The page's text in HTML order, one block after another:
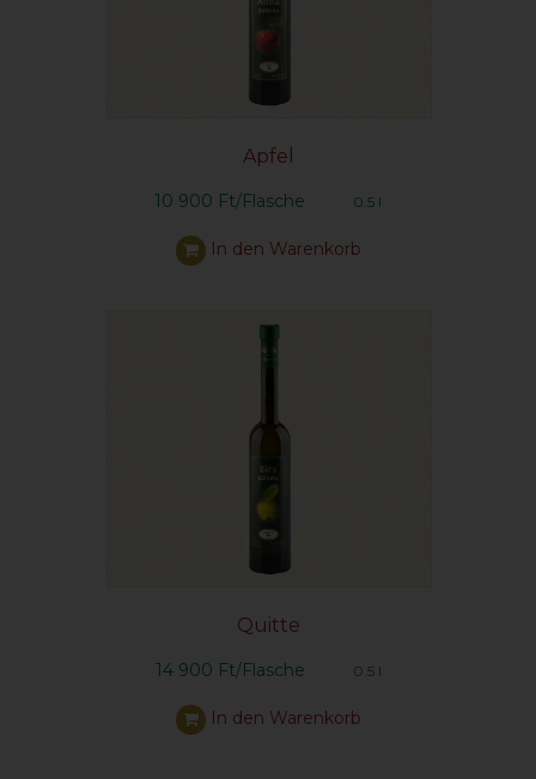
Apfel
10 900 Ft/Flasche 0.5 l
In den Warenkorb
Quitte
14 900 Ft/Flasche 0.5 l
In den Warenkorb